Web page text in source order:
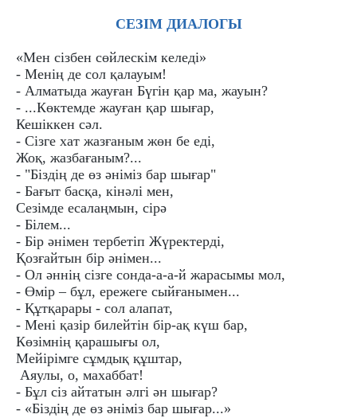
СЕЗІМ ДИАЛОГЫ
«Мен сізбен сөйлескім келеді»
- Менің де сол қалауым!
- Алматыда жауған Бүгін қар ма, жауын?
- ...Көктемде жауған қар шығар,
Кешіккен сәл.
- Сізге xат жазғаным жөн бе еді,
Жоқ, жазбағаным?...
- "Біздің де өз әніміз бар шығар"
- Бағыт басқа, кінәлі мен,
Сезімде есалаңмын, сірә
- Білем...
- Бір әнімен тербетіп Жүректерді,
Қозғайтын бір әнімен...
- Ол әннің сізге сонда-а-а-й жарасымы мол,
- Өмір – бұл, ережеге сыйғанымен...
- Құтқарары - сол алапат,
- Мені қазір билейтін бір-ақ күш бар,
Көзімнің қарашығы ол,
Мейірімге сұмдық құштар,
Аяулы, о, маxаббат!
- Бұл сіз айтатын әлгі ән шығар?
- «Біздің де өз әніміз бар шығар...»